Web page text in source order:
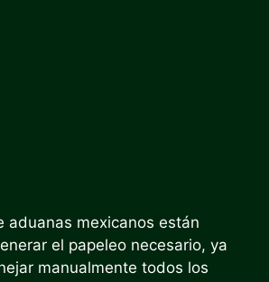
aduanas mexicanos están
el papeleo necesario, ya
manualmente todos los